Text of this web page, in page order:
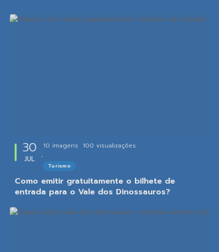
Turismo
30
JUL
Como emitir gratuitamente o bilhete de
entrada para o Vale dos Dinossauros?
100 visualizações
10 imagens